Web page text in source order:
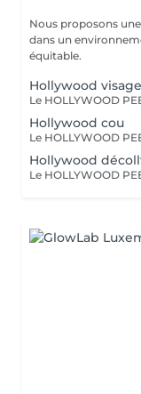
Nous proposons
dans un
équitable.
Hollywood visage
Hollywood cou
Hollywood